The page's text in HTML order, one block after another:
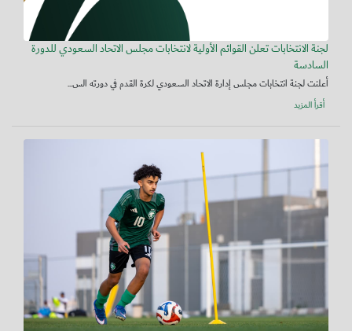
لجنة الانتخابات تعلن القوائم الأولية لانتخابات مجلس الاتحاد السعودي للدورة
السادسة
أعلنت لجنة انتخابات مجلس إدارة الاتحاد السعودي لكرة القدم في دورته الس...
أقرأ المزيد